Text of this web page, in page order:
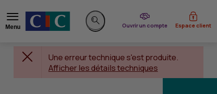
Menu
Rechercher sur le site
Ouvrir un compte
du CIC Espace client
Une erreur technique s'est produite.
Afficher les détails techniques